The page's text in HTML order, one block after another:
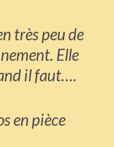
très peu de
Elle
il faut….
en pièce